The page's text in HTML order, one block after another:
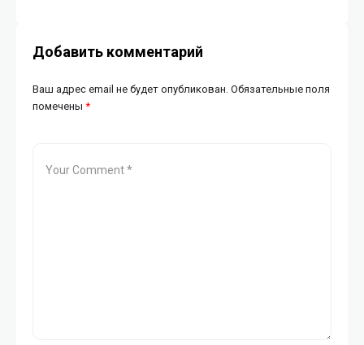
Добавить комментарий
Ваш адрес email не будет опубликован. Обязательные поля
помечены *